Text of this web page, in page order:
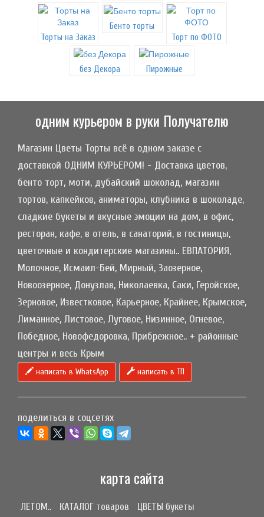
Торты на Заказ
Бенто торты
Торт по ФОТО
без Декора Пирожные
одним курьером в руки Получателю
Магазин Цветы Торты всё в одном заказе с
доставкой ОДНИМ КУРЬЕРОМ! - Доставка цветов,
бенто торт, моти, дубайский шоколад, магазин
тортов, капкейков, аниматоры, клубника в шоколаде,
сладкие букеты и вкусные эмоции на дом, в офис,
ресторан, кафе, в отель, в санаторий, в гостиницы,
цветочные и кондитерские магазины.. ЕВПАТОРИЯ,
Молочное, Исмаил-Бей, Мирный, Заозерное,
Новоозерное, Донузлав, Николаевка, Саки, Геройское,
Зерновое, Известковое, Карьерное, Крайнее, Крымское,
Лиманное, Листовое, Луговое, Низинное, Огневое,
Победное, Новофедоровка, Прибрежное.. + районные
центры и весь Крым
написать в WhatsApp написать в ТП
поделиться в соцсетях
карта сайта
ЛЕТОМ.. КАТАЛОГ товаров
ЦВЕТЫ букеты